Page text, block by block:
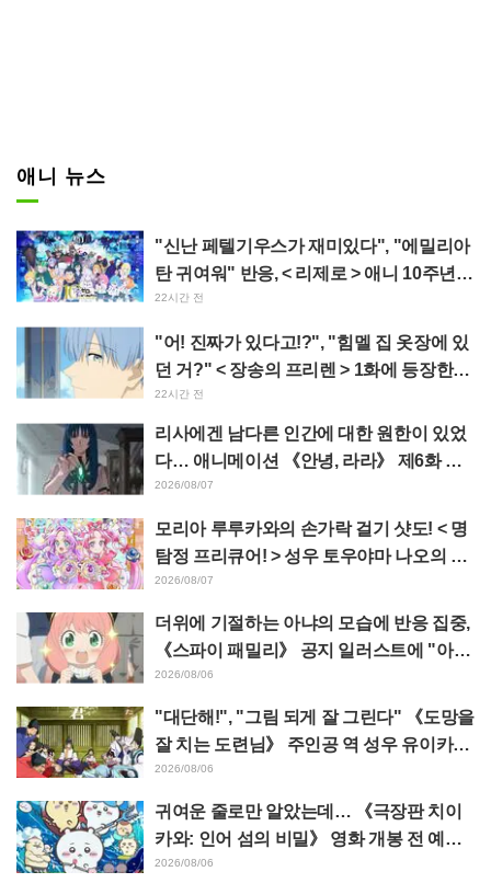
애니 뉴스
"신난 페텔기우스가 재미있다", "에밀리아
탄 귀여워" 반응, < 리제로 > 애니 10주년
기념 이벤트 비주얼 공개
22시간 전
"어! 진짜가 있다고!?", "힘멜 집 옷장에 있
던 거?" < 장송의 프리렌 > 1화에 등장한
'암흑룡의 뿔' 공개에 팬들 경악
22시간 전
리사에겐 남다른 인간에 대한 원한이 있었
다… 애니메이션 《안녕, 라라》 제6화 줄
거리·선공개 컷 공개
2026/08/07
모리아 루루카와의 손가락 걸기 샷도! < 명
탐정 프리큐어! > 성우 토우야마 나오의 드
림 스테이지 관람 보고에 "W 아르카나다"
반응
2026/08/07
더위에 기절하는 아냐의 모습에 반응 집중,
《스파이 패밀리》 공지 일러스트에 "아냐
가 녹고 있다"
2026/08/06
"대단해!", "그림 되게 잘 그린다" 《도망을
잘 치는 도련님》 주인공 역 성우 유이카와
아사키의 제13화 ED 일러스트에 찬사 속
출
2026/08/06
귀여운 줄로만 알았는데… 《극장판 치이
카와: 인어 섬의 비밀》 영화 개봉 전 예습
영상이 "생각 이상으로 가혹하다", "노동
2026/08/06